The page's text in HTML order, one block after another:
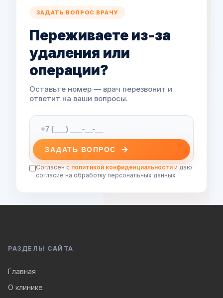
ЗАДАТЬ ВОПРОС ВРАЧУ
Переживаете из-за
удаления или
операции?
Оставьте номер — врач перезвонит и
ответит на ваши вопросы.
ЗАДАТЬ ВОПРОС
Согласен с политикой конфиденциальности и даю
согласие на обработку персональных данных
РАЗДЕЛЫ САЙТА
Главная
О клинике